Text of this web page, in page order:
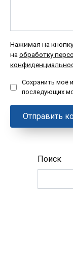
Нажимая на
на обработку
Сохранить моё
последующих
Поиск